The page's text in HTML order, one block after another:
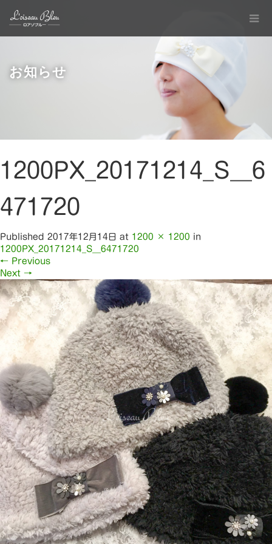
お知らせ
1200PX_20171214_S__6
471720
Published 2017年12月14日 at 1200 × 1200 in
1200PX_20171214_S__6471720
← Previous
Next →